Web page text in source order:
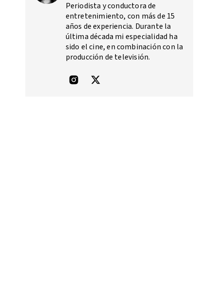
Periodista y conductora de
entretenimiento, con más de 15
años de experiencia. Durante la
última década mi especialidad ha
sido el cine, en combinación con la
producción de televisión.